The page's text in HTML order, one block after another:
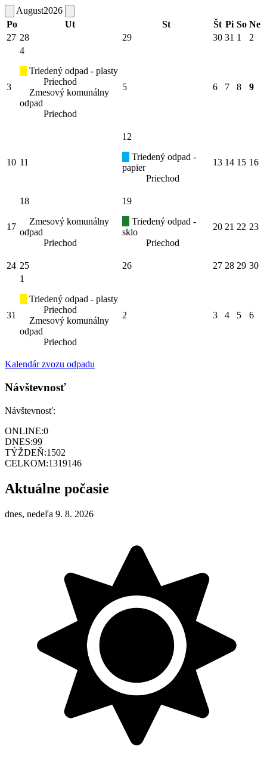
August2026
Po
Ut St Št Pi So Ne
27 28 29 30 31 1 2
3
4
Triedený odpad - plasty
Priechod
Zmesový komunálny
odpad
Priechod
5 6 7 8 9
10 11
12
Triedený odpad -
papier
Priechod
13 14 15 16
17
18
Zmesový komunálny
odpad
Priechod
19
Triedený odpad -
sklo
Priechod
20 21 22 23
24 25 26 27 28 29 30
31
1
Triedený odpad - plasty
Priechod
Zmesový komunálny
odpad
Priechod
2 3 4 5 6
Kalendár zvozu odpadu
Návštevnosť
Návštevnosť:
ONLINE:0
DNES:99
TÝŽDEŇ:1502
CELKOM:1319146
Aktuálne počasie
dnes, nedeľa 9. 8. 2026